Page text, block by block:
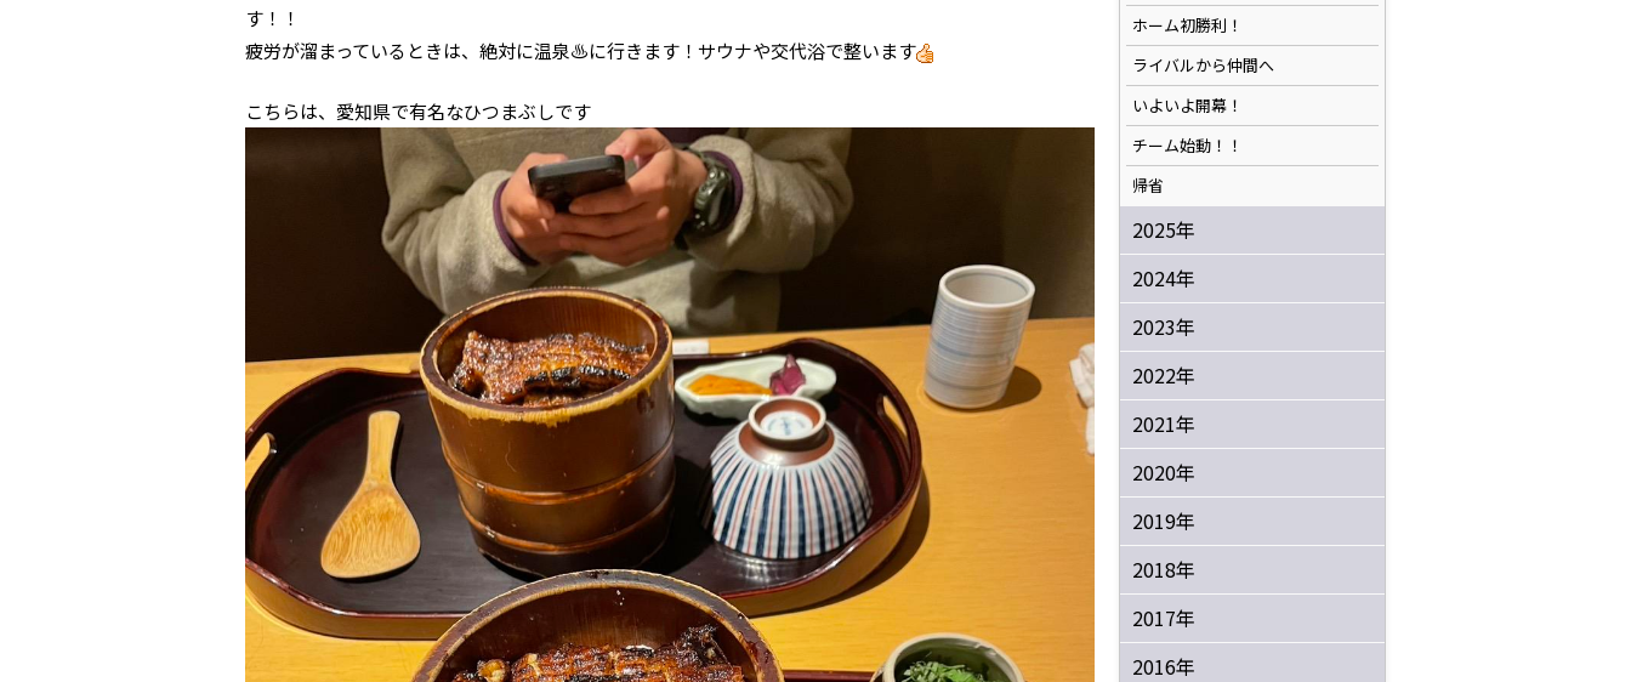
す！！
疲労が溜まっているときは、絶対に温泉♨️に行きます！サウナや交代浴で整います
こちらは、愛知県で有名なひつまぶしです
ホーム初勝利！
ライバルから仲間へ
いよいよ開幕！
チーム始動！！
帰省
2025年
2024年
2023年
2022年
2021年
2020年
2019年
2018年
2017年
2016年